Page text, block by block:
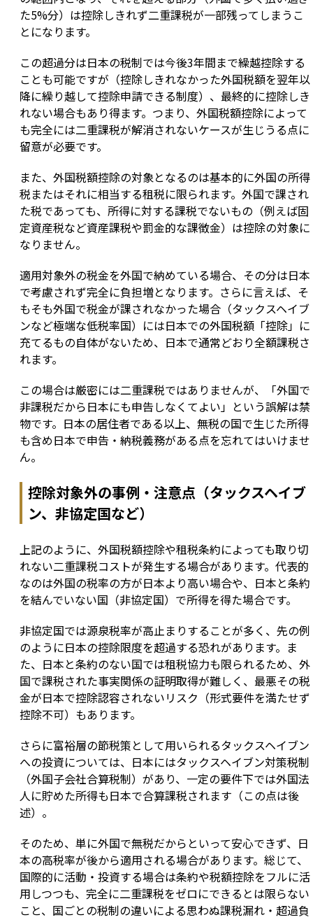
た5%分）は控除しきれず二重課税が一部残ってしまうこ
とになります。
この超過分は日本の税制では今後3年間まで繰越控除する
ことも可能ですが（控除しきれなかった外国税額を翌年以
降に繰り越して控除申請できる制度）、最終的に控除しき
れない場合もあり得ます。つまり、外国税額控除によって
も完全には二重課税が解消されないケースが生じうる点に
留意が必要です。
また、外国税額控除の対象となるのは基本的に外国の所得
税またはそれに相当する租税に限られます。外国で課され
た税であっても、所得に対する課税でないもの（例えば固
定資産税など資産課税や罰金的な課徴金）は控除の対象に
なりません。
適用対象外の税金を外国で納めている場合、その分は日本
で考慮されず完全に負担増となります。さらに言えば、そ
もそも外国で税金が課されなかった場合（タックスヘイブ
ンなど極端な低税率国）には日本での外国税額「控除」に
充てるもの自体がないため、日本で通常どおり全額課税さ
れます。
この場合は厳密には二重課税ではありませんが、「外国で
非課税だから日本にも申告しなくてよい」という誤解は禁
物です。日本の居住者である以上、無税の国で生じた所得
も含め日本で申告・納税義務がある点を忘れてはいけませ
ん。
控除対象外の事例・注意点（タックスヘイブ
ン、非協定国など）
上記のように、外国税額控除や租税条約によっても取り切
れない二重課税コストが発生する場合があります。代表的
なのは外国の税率の方が日本より高い場合や、日本と条約
を結んでいない国（非協定国）で所得を得た場合です。
非協定国では源泉税率が高止まりすることが多く、先の例
のように日本の控除限度を超過する恐れがあります。ま
た、日本と条約のない国では租税協力も限られるため、外
国で課税された事実関係の証明取得が難しく、最悪その税
金が日本で控除認容されないリスク（形式要件を満たせず
控除不可）もあります。
さらに富裕層の節税策として用いられるタックスヘイブン
への投資については、日本にはタックスヘイブン対策税制
（外国子会社合算税制）があり、一定の要件下では外国法
人に貯めた所得も日本で合算課税されます（この点は後
述）。
そのため、単に外国で無税だからといって安心できず、日
本の高税率が後から適用される場合があります。総じて、
国際的に活動・投資する場合は条約や税額控除をフルに活
用しつつも、完全に二重課税をゼロにできるとは限らない
こと、国ごとの税制の違いによる思わぬ課税漏れ・超過負